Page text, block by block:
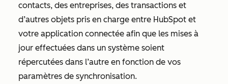
contacts, des entreprises, des transactions et
d’autres objets pris en charge entre HubSpot et
votre application connectée afin que les mises à
jour effectuées dans un système soient
répercutées dans l’autre en fonction de vos
paramètres de synchronisation.